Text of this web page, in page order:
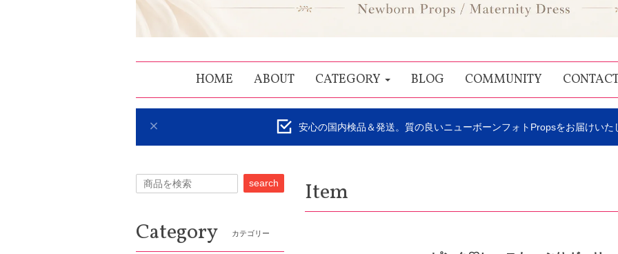
HOME ABOUT CATEGORY BLOG COMMUNITY
安心の国内検品＆発送。質の良いニューボーンフォトPropsをお届けいた
Item
search
Category カテゴリー